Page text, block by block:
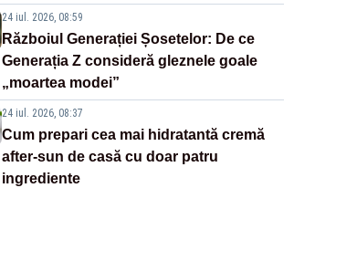
24 iul. 2026, 08:59
Războiul Generației Șosetelor: De ce
Generația Z consideră gleznele goale
„moartea modei”
24 iul. 2026, 08:37
Cum prepari cea mai hidratantă cremă
after-sun de casă cu doar patru
ingrediente